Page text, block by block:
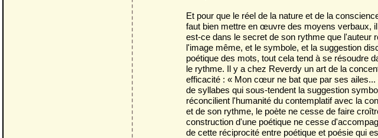
Et pour que le réel de la nature et de la
faut bien mettre en œuvre des moyens verbaux,
est-ce dans le secret de son rythme que l'auteur
l'image même, et le symbole, et la suggestion
poétique des mots, tout cela tend à se résoudre
le rythme. Il y a chez Reverdy un art de la
efficacité : « Mon cœur ne bat que par ses
de syllabes qui sous-tendent la suggestion
réconcilient l'humanité du contemplatif avec la
et de son rythme, le poète ne cesse de faire
construction d'une poétique ne cesse
de cette réciprocité entre poétique et poésie qui